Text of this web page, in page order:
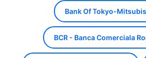
Bank Of Tokyo-
BCR - Banca Comerciala